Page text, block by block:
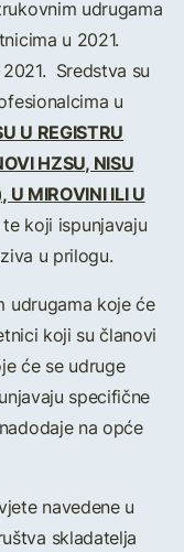
udrugama
u 2021.
Sredstva su
u
U REGISTRU
HZSU, NISU
MIROVINI ILI U
te koji ispunjavaju
u prilogu.
udrugama koje će
koji su članovi
će se udruge
specifične
na opće
navedene u
skladatelja